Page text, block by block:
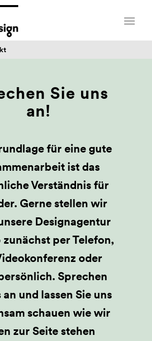
Sie uns
an!
für eine gute
ist das
Verständnis für
Gerne stellen wir
Designagentur
zunächst per Telefon,
oder
Sprechen
an und lassen Sie uns
schauen wie wir
zur Seite stehen